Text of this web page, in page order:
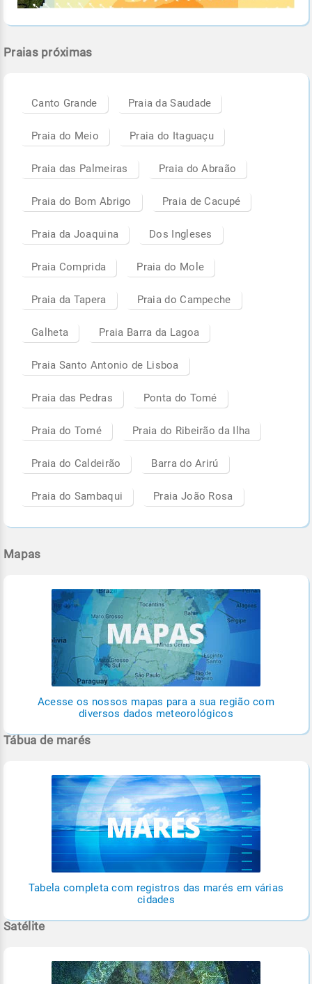
Praias próximas
Canto Grande Praia da Saudade
Praia do Meio Praia do Itaguaçu
Praia das Palmeiras Praia do Abraão
Praia do Bom Abrigo Praia de Cacupé
Praia da Joaquina Dos Ingleses
Praia Comprida Praia do Mole
Praia da Tapera Praia do Campeche
Galheta Praia Barra da Lagoa
Praia Santo Antonio de Lisboa
Praia das Pedras Ponta do Tomé
Praia do Tomé Praia do Ribeirão da Ilha
Praia do Caldeirão Barra do Arirú
Praia do Sambaqui Praia João Rosa
Mapas
Acesse os nossos mapas para a sua região com
diversos dados meteorológicos
Tábua de marés
Tabela completa com registros das marés em várias
cidades
Satélite